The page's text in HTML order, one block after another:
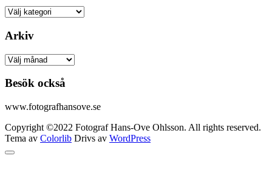
Kategorier
Arkiv
Arkiv
Besök också
www.fotografhansove.se
Copyright ©2022 Fotograf Hans-Ove Ohlsson. All rights reserved.
Tema av Colorlib Drivs av WordPress